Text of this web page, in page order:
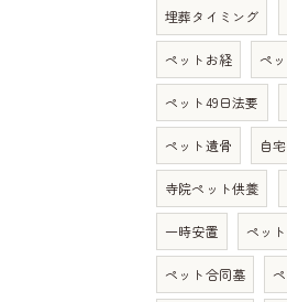
埋葬タイミング
ペットお経 ペ
ペット49日法要
ペット遺骨 自
寺院ペット供養
一時安置 ペッ
ペット合同墓